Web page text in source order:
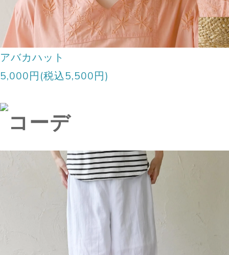
アバカハット
5,000円(税込5,500円)